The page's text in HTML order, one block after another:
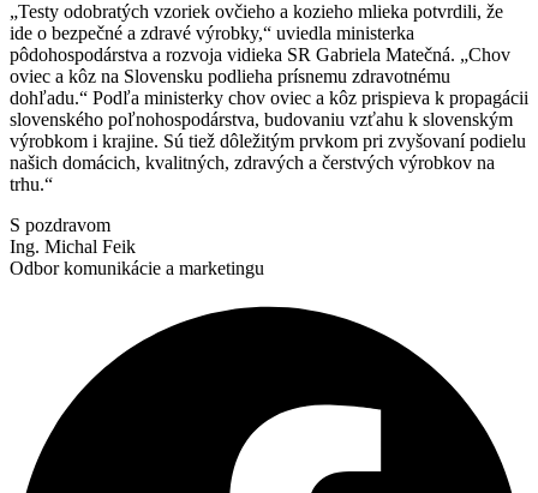
„Testy odobratých vzoriek ovčieho a kozieho mlieka potvrdili, že
ide o bezpečné a zdravé výrobky,“ uviedla ministerka
pôdohospodárstva a rozvoja vidieka SR Gabriela Matečná. „Chov
oviec a kôz na Slovensku podlieha prísnemu zdravotnému
dohľadu.“ Podľa ministerky chov oviec a kôz prispieva k propagácii
slovenského poľnohospodárstva, budovaniu vzťahu k slovenským
výrobkom i krajine. Sú tiež dôležitým prvkom pri zvyšovaní podielu
našich domácich, kvalitných, zdravých a čerstvých výrobkov na
trhu.“
S pozdravom
Ing. Michal Feik
Odbor komunikácie a marketingu